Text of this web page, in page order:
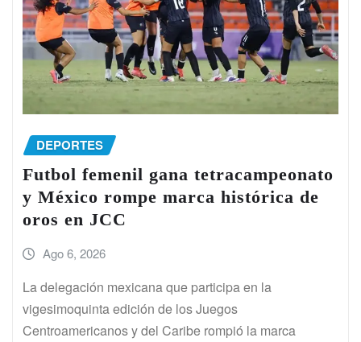
DEPORTES
Futbol femenil gana tetracampeonato
y México rompe marca histórica de
oros en JCC
Ago 6, 2026
La delegación mexicana que participa en la
vigesimoquinta edición de los Juegos
Centroamericanos y del Caribe rompió la marca